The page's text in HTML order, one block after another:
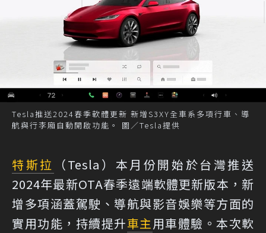
Tesla推送2024春季軟體更新 新增S3XY全車系多項行車、導
航與行李廂自動開啟功能。 圖／Tesla提供
特斯拉
（Tesla）本月份開始於台灣推送
2024年最新OTA春季遠端軟體更新版本，新
增多項涵蓋駕駛、導航與影音娛樂等方面的
實用功能，持續提升車主用車體驗。本次軟